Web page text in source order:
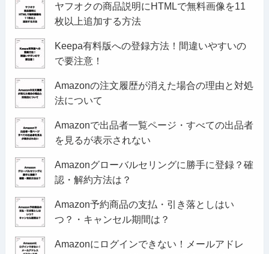
ヤフオクの商品説明にHTMLで無料画像を11
枚以上追加する方法
Keepa有料版への登録方法！間違いやすいの
で要注意！
Amazonの注文履歴が消えた場合の理由と対処
法について
Amazonで出品者一覧ページ・すべての出品者
を見るが表示されない
Amazonグローバルセリングに勝手に登録？確
認・解約方法は？
Amazon予約商品の支払・引き落としはい
つ？・キャンセル期間は？
Amazonにログインできない！メールアドレ